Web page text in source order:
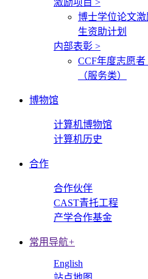
激励项目 >
博士学位论文激
生资助计划
内部表彰 >
CCF年度志愿者
（服务类）
博物馆
计算机博物馆
计算机历史
合作
合作伙伴
CAST青托工程
产学合作基金
常用导航+
English